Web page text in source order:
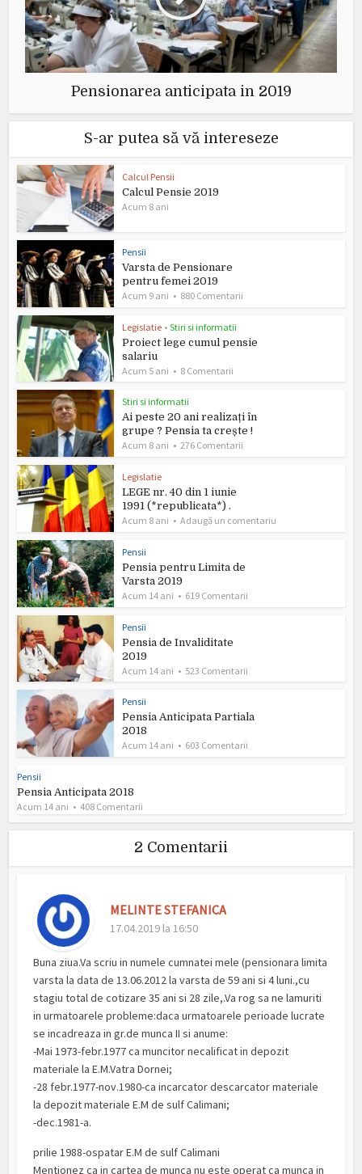
Pensionarea anticipata in 2019
S-ar putea să vă intereseze
Calcul Pensii
Calcul Pensie 2019
Acum 8 ani
Pensii
Varsta de Pensionare
pentru femei 2019
Acum 9 ani
880 Comentarii
Legislatie • Stiri si informatii
Proiect lege cumul pensie
salariu
Acum 5 ani
8 Comentarii
Stiri si informatii
Ai peste 20 ani realizați în
grupe ? Pensia ta crește !
Acum 8 ani
276 Comentarii
Legislatie
LEGE nr. 40 din 1 iunie
1991 (*republicata*) .
Acum 8 ani
Adaugă un comentariu
Pensii
Pensia pentru Limita de
Varsta 2019
Acum 14 ani
619 Comentarii
Pensii
Pensia de Invaliditate
2019
Acum 14 ani
523 Comentarii
Pensii
Pensia Anticipata Partiala
2018
Acum 14 ani
603 Comentarii
Pensii
Pensia Anticipata 2018
Acum 14 ani
408 Comentarii
2 Comentarii
MELINTE STEFANICA
17.04.2019 la 16:50
Buna ziua.Va scriu in numele cumnatei mele (pensionara limita
varsta la data de 13.06.2012 la varsta de 59 ani si 4 luni.,cu
stagiu total de cotizare 35 ani si 28 zile,.Va rog sa ne lamuriti
in urmatoarele probleme:daca urmatoarele perioade lucrate
se incadreaza in gr.de munca II si anume:
-Mai 1973-febr.1977 ca muncitor necalificat in depozit
materiale la E.M.Vatra Dornei;
-28 febr.1977-nov.1980-ca incarcator descarcator materiale
la depozit materiale E.M de sulf Calimani;
-dec.1981-a.
prilie 1988-ospatar E.M de sulf Calimani
Mentionez ca in cartea de munca nu este operat ca munca in